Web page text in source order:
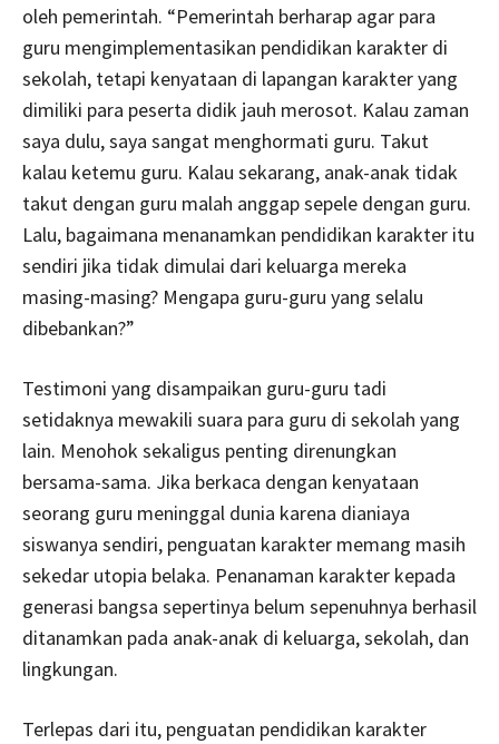
oleh pemerintah. “Pemerintah berharap agar para
guru mengimplementasikan pendidikan karakter di
sekolah, tetapi kenyataan di lapangan karakter yang
dimiliki para peserta didik jauh merosot. Kalau zaman
saya dulu, saya sangat menghormati guru. Takut
kalau ketemu guru. Kalau sekarang, anak-anak tidak
takut dengan guru malah anggap sepele dengan guru.
Lalu, bagaimana menanamkan pendidikan karakter itu
sendiri jika tidak dimulai dari keluarga mereka
masing-masing? Mengapa guru-guru yang selalu
dibebankan?”
Testimoni yang disampaikan guru-guru tadi
setidaknya mewakili suara para guru di sekolah yang
lain. Menohok sekaligus penting direnungkan
bersama-sama. Jika berkaca dengan kenyataan
seorang guru meninggal dunia karena dianiaya
siswanya sendiri, penguatan karakter memang masih
sekedar utopia belaka. Penanaman karakter kepada
generasi bangsa sepertinya belum sepenuhnya berhasil
ditanamkan pada anak-anak di keluarga, sekolah, dan
lingkungan.
Terlepas dari itu, penguatan pendidikan karakter